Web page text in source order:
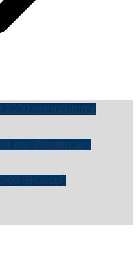
1000 monochrome
von Westen aus
(Brüssel)